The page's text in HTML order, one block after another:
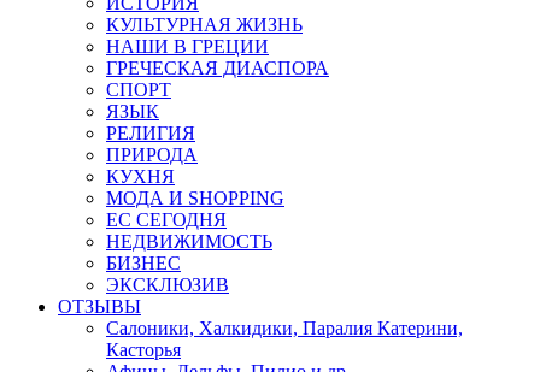
КУЛЬТУРНАЯ ЖИЗНЬ
НАШИ В ГРЕЦИИ
ГРЕЧЕСКАЯ ДИАСПОРА
СПОРТ
ЯЗЫК
РЕЛИГИЯ
ПРИРОДА
КУХНЯ
МОДА И SHOPPING
ЕС СЕГОДНЯ
НЕДВИЖИМОСТЬ
БИЗНЕС
ЭКСКЛЮЗИВ
ОТЗЫВЫ
Салоники, Халкидики, Паралия Катерини,
Касторья